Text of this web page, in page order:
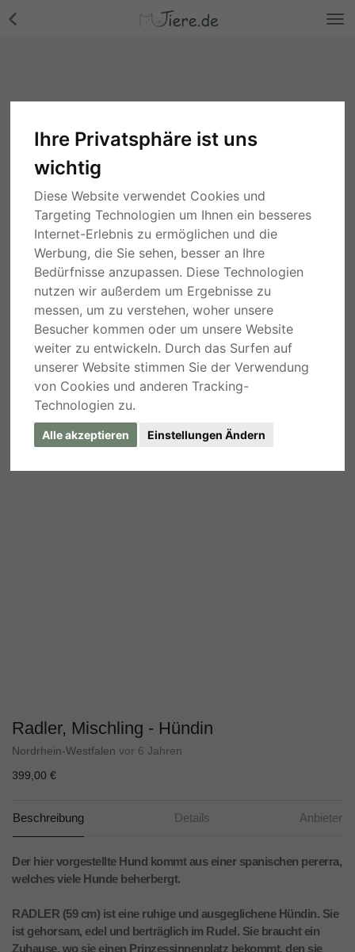
Ihre Privatsphäre ist uns
wichtig
Diese Website verwendet Cookies und
Targeting Technologien um Ihnen ein besseres
Internet-Erlebnis zu ermöglichen und die
Werbung, die Sie sehen, besser an Ihre
Bedürfnisse anzupassen. Diese Technologien
nutzen wir außerdem um Ergebnisse zu
messen, um zu verstehen, woher unsere
Besucher kommen oder um unsere Website
weiter zu entwickeln. Durch das Surfen auf
unserer Website stimmen Sie der Verwendung
von Cookies und anderen Tracking-
Technologien zu.
Alle akzeptieren Einstellungen Ändern
Radler, Mischling - Hündin
Nordrhein-Westfalen vor 6 Jahren
399,00 €
Beschreibung Details Anbieter
Der hier vorgestellte Hund kommt aus einer spanischen pererra,
welches viele Hunde beherbergt.
RADLER (59 cm) ist eine ruhige und ausgeglichene Hündin. Sie
ist gehorsam, edel und berträglich im Rudel. Sie braucht ein
Zuhause, wo sie einen Prinzessinnenplatz bekommt, den sie